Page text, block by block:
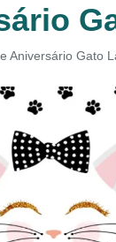
Aniversário Gato